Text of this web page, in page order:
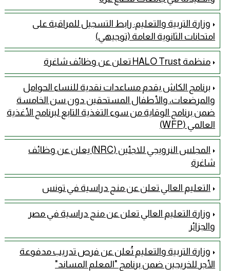
وزارة التربية والتعليم: رابط التسجيل للمراقبة على
امتحانات الثانوية العامة (توجيهي)
منظمة HALO Trust تعلن عن وظائف شاغرة
برنامج الكاش يقدم مساعدات نقدية للنساء الحوامل
والمرضعات، والأطفال المستحقين دون سن الخامسة
ضمن برنامج الوقاية من سوء التغذية التابع لبرنامج الأغذية
العالمي (WFP)
المجلس النرويجي للاجئين (NRC) يعلن عن وظائف
شاغرة
التعليم العالي تعلن عن منح دراسية في تونس
وزارة التعليم العالي تعلن عن منح دراسية في مصر
والجزائر
وزارة التربية والتعليم تُعلن عن فرص تدريب مدفوعة
الأجر للخريجين ضمن برنامج "المعلم المساند"